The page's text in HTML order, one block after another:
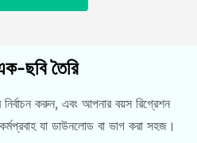
ছবি তৈরি
করুন, এবং আপনার বয়স রিগ্রেশন
যা ডাউনলোড বা ভাগ করা সহজ।